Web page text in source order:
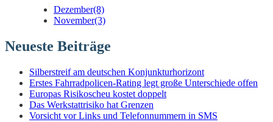
Dezember(8)
November(3)
Neueste Beiträge
Silberstreif am deutschen Konjunkturhorizont
Erstes Fahrradpolicen-Rating legt große Unterschiede offen
Europas Risikoscheu kostet doppelt
Das Werkstattrisiko hat Grenzen
Vorsicht vor Links und Telefonnummern in SMS